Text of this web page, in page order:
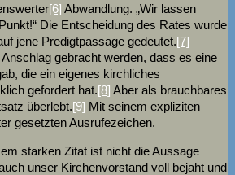
[6] Abwandlung. „Wir lassen
Die Entscheidung des Rates wurde
jene Predigtpassage gedeutet.[7]
gebracht werden, dass es eine
die ein eigenes kirchliches
gefordert hat.[8] Aber als brauchbares
überlebt.[9] Mit seinem expliziten
gesetzten Ausrufezeichen.
starken Zitat ist nicht die Aussage
unser Kirchenvorstand voll bejaht und